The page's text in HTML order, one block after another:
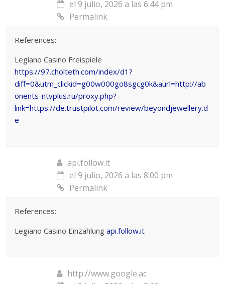
el 9 julio, 2026 a las 6:44 pm
Permalink
References:
Legiano Casino Freispiele
https://97.cholteth.com/index/d1?
diff=0&utm_clickid=g00w000go8sgcg0k&aurl=http://ab
onents-ntvplus.ru/proxy.php?
link=https://de.trustpilot.com/review/beyondjewellery.d
e
api.follow.it
el 9 julio, 2026 a las 8:00 pm
Permalink
References:
Legiano Casino Einzahlungapi.follow.it
http://www.google.ac